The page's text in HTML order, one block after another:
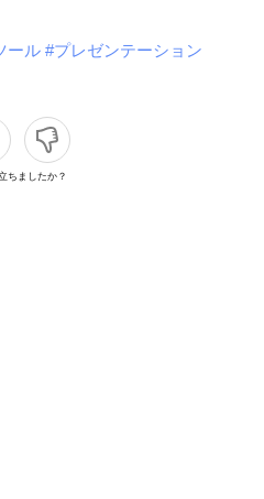
ール #プレゼンテーション
ちましたか？